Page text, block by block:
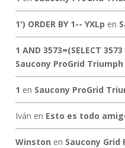
1') ORDER BY 1-- YXLp en
1 AND 3573=(SELECT 3573
Saucony ProGrid Triumph
1 en Saucony ProGrid
Iván en Esto es todo
Winston en Saucony Grid